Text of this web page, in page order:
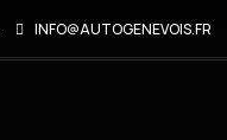
INFO@AUTOGENEVOIS.FR